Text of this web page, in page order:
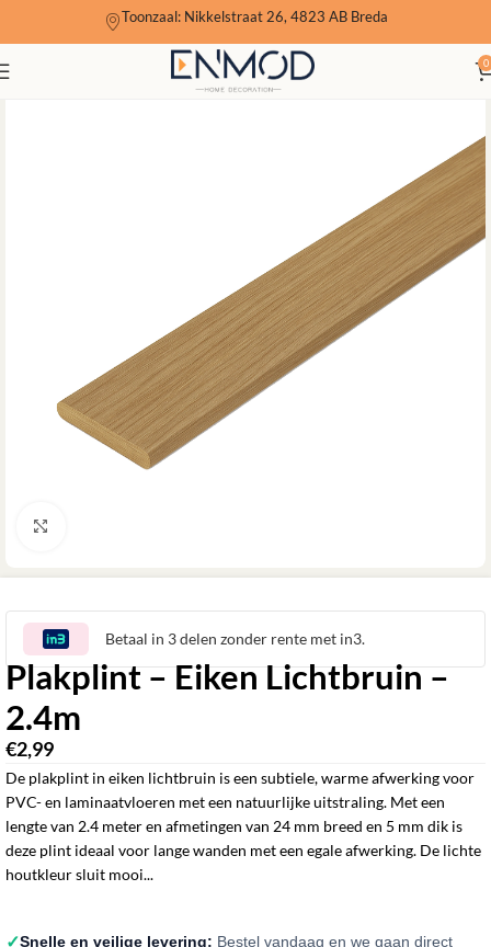
Toonzaal: Nikkelstraat 26, 4823 AB Breda
0
Betaal in 3 delen zonder rente met in3.
Plakplint – Eiken Lichtbruin –
2.4m
€2,99
De plakplint in eiken lichtbruin is een subtiele, warme afwerking voor
PVC- en laminaatvloeren met een natuurlijke uitstraling. Met een
lengte van 2.4 meter en afmetingen van 24 mm breed en 5 mm dik is
deze plint ideaal voor lange wanden met een egale afwerking. De lichte
houtkleur sluit mooi...
✓Snelle en veilige levering: Bestel vandaag en we gaan direct